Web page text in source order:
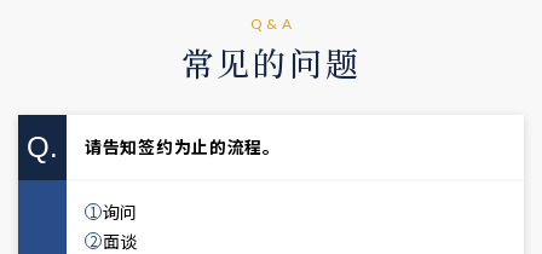
Q&A
常见的问题
Q. 请告知签约为止的流程。
询问
面谈